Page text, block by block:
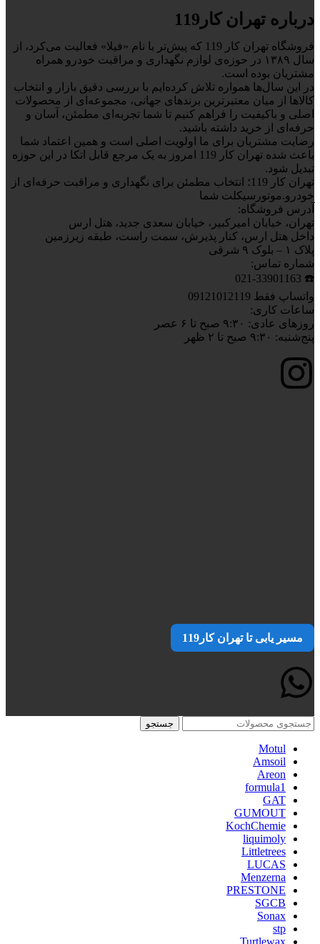
درباره تهران کار119
فروشگاه تهران کار 119 که پیش‌تر با نام «فیلا» فعالیت می‌کرد، از
سال ۱۳۸۹ در حوزه‌ی لوازم نگهداری و مراقبت خودرو همراه
مشتریان بوده است.
در این سال‌ها همواره تلاش کرده‌ایم با بررسی دقیق بازار و انتخاب
کالاها از میان معتبرترین برندهای جهانی، مجموعه‌ای از محصولات
اصلی و باکیفیت را فراهم کنیم تا شما تجربه‌ای مطمئن، آسان و
حرفه‌ای از خرید داشته باشید.
رضایت مشتریان برای ما اولویت اصلی است و همین اعتماد شما
باعث شده تهران کار 119 امروز به یک مرجع قابل اتکا در این حوزه
تبدیل شود.
تهران کار 119؛ انتخاب مطمئن برای نگهداری و مراقبت حرفه‌ای از
خودرو.موتورسیکلت شما
آدرس فروشگاه:
تهران، خیابان امیرکبیر، خیابان سعدی جدید، هتل ارس
داخل هتل ارس، کنار پذیرش، سمت راست، طبقه زیرزمین
پلاک ۱ – بلوک ۹ شرقی
شماره تماس:
☎️ 021-33901163
واتساپ فقط 09121012119
ساعات کاری:
روزهای عادی: ۹:۳۰ صبح تا ۶ عصر
پنج‌شنبه: ۹:۳۰ صبح تا ۲ ظهر
مسیر یابی تا تهران کار119
جستجو
Motul
Amsoil
Areon
formula1
GAT
GUMOUT
KochChemie
liquimoly
Littletrees
LUCAS
Menzerna
PRESTONE
SGCB
Sonax
stp